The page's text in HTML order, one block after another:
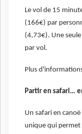
Le vol de 15
(166€) par
(4,73€). Une
par vol.
Plus
Partir en safari…
Un safari en
unique qui permet